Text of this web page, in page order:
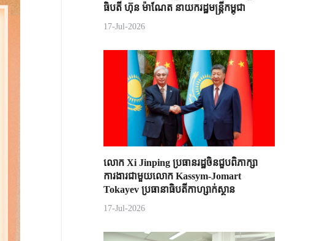
ធិបតី ហ៊ុន ម៉ាណែត នាយករដ្ឋមន្ត្រីកម្ពុជា
17-Jul-2026
លោក Xi Jinping ប្រធានរដ្ឋចិន​ជួបពិភាក្សា​
ការងារជាមួយ​លោក Kassym-Jomart ​
Tokayev ​ប្រធានាធិបតី​កាហ្សាក់ស្ថាន​
17-Jul-2026